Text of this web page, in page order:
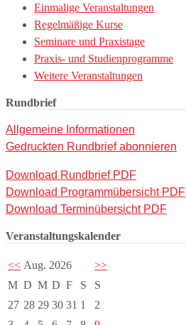
Einmalige Veranstaltungen
Regelmäßige Kurse
Seminare und Praxistage
Praxis- und Studienprogramme
Weitere Veranstaltungen
Rundbrief
Allgemeine Informationen
Gedruckten Rundbrief abonnieren
Download Rundbrief PDF
Download Programmübersicht PDF
Download Terminübersicht PDF
Veranstaltungskalender
<< Aug. 2026
>>
M D M D F S
S
27 28 29 30 31 1
2